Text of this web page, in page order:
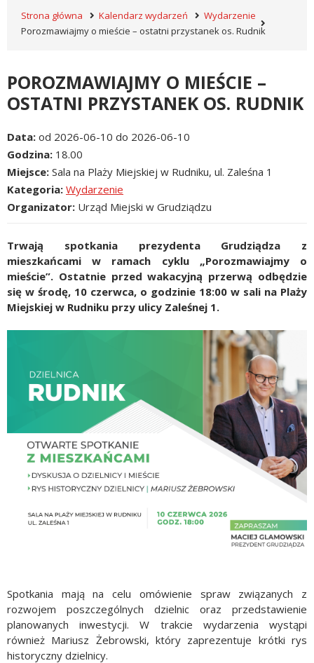
Strona główna Kalendarz wydarzeń
Wydarzenie
Porozmawiajmy o mieście – ostatni przystanek os. Rudnik
POROZMAWIAJMY O MIEŚCIE –
OSTATNI PRZYSTANEK OS. RUDNIK
Data od 2026-06-10 do 2026-06-10
Godzina 18.00
Miejsce Sala na Plaży Miejskiej w Rudniku, ul. Zaleśna 1
Kategoria Wydarzenie
Organizator Urząd Miejski w Grudziądzu
Trwają spotkania prezydenta Grudziądza z
mieszkańcami w ramach cyklu „Porozmawiajmy o
mieście”. Ostatnie przed wakacyjną przerwą odbędzie
się w środę, 10 czerwca, o godzinie 18:00 w sali na Plaży
Miejskiej w Rudniku przy ulicy Zaleśnej 1.
Spotkania mają na celu omówienie spraw związanych z
rozwojem poszczególnych dzielnic oraz przedstawienie
planowanych inwestycji. W trakcie wydarzenia wystąpi
również Mariusz Żebrowski, który zaprezentuje krótki rys
historyczny dzielnicy.